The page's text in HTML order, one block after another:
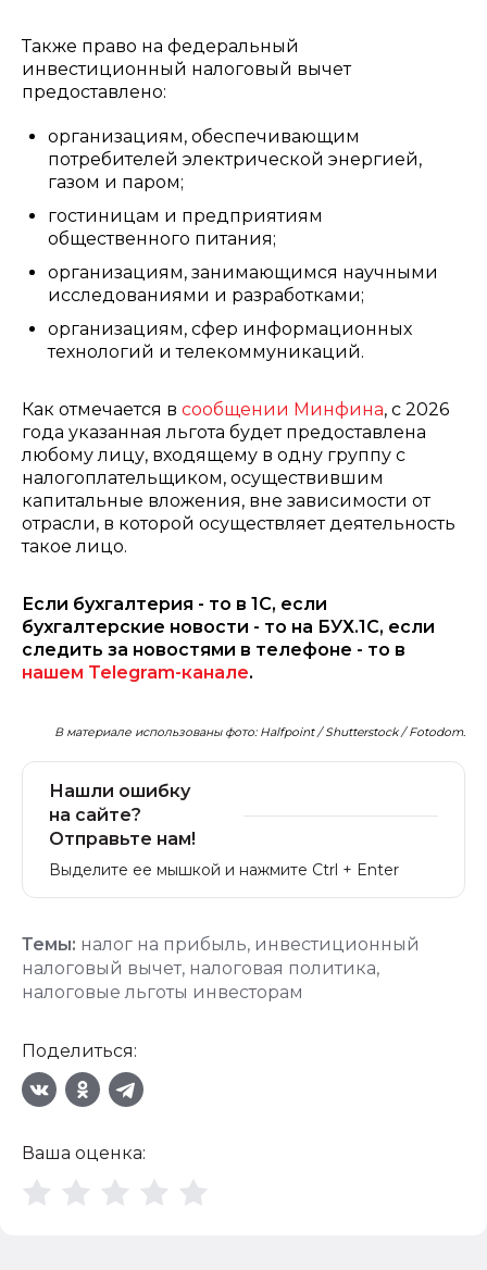
Также право на федеральный
инвестиционный налоговый вычет
предоставлено:
организациям, обеспечивающим
потребителей электрической энергией,
газом и паром;
гостиницам и предприятиям
общественного питания;
организациям, занимающимся научными
исследованиями и разработками;
организациям, сфер информационных
технологий и телекоммуникаций.
Как отмечается в сообщении Минфина, с 2026
года указанная льгота будет предоставлена
любому лицу, входящему в одну группу с
налогоплательщиком, осуществившим
капитальные вложения, вне зависимости от
отрасли, в которой осуществляет деятельность
такое лицо.
Если бухгалтерия - то в 1С, если
бухгалтерские новости - то на БУХ.1С, если
следить за новостями в телефоне - то в
нашем Telegram-канале.
В материале использованы фото: Halfpoint / Shutterstock / Fotodom.
Нашли ошибку
на сайте?
Отправьте нам!
Выделите ее мышкой и нажмите Ctrl + Enter
Темы: налог на прибыль, инвестиционный
налоговый вычет, налоговая политика,
налоговые льготы инвесторам
Поделиться:
Ваша оценка: